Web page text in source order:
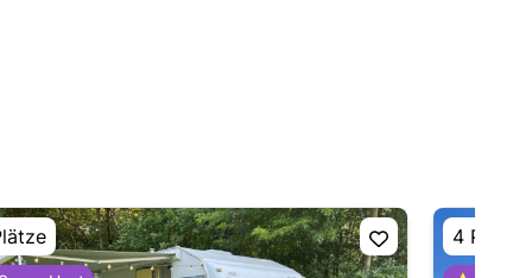
4 Plätze